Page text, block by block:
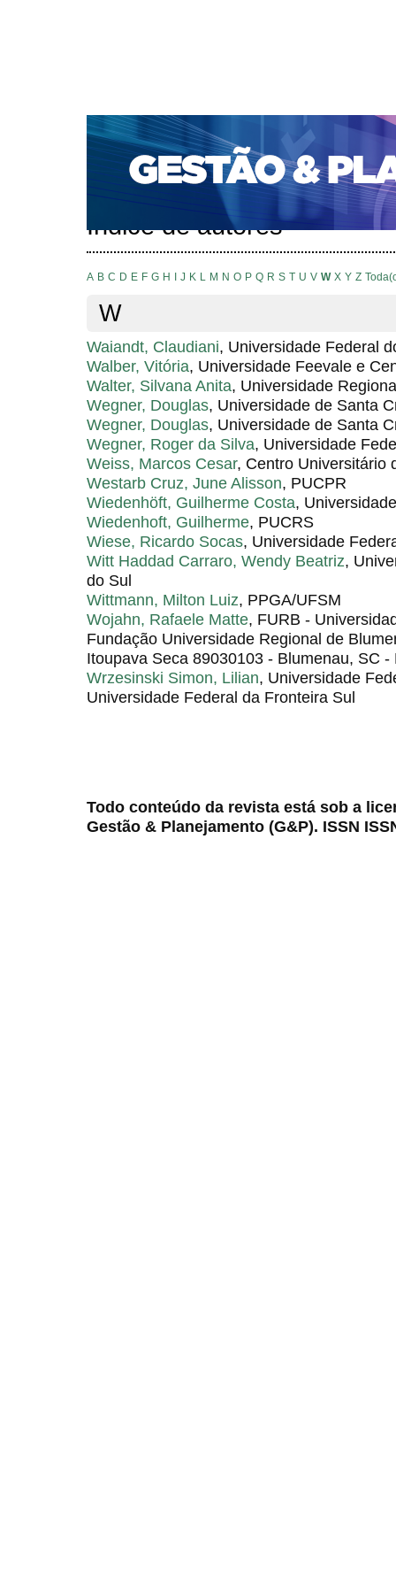
CAPA SOBRE ACESSO CADASTRO
PORTAL DE REVISTAS DA UNIFACS
SUBMISSÕES
PARA SUBMISSÃO DE ARTIGOS
TUTORIAL PARA
Capa Índice de autores
Índice de autores
A B C D E F G H J K L M N O P Q R S T U V W X Y Z
W
Waiandt, Claudiani, Universidade Federal
Walber, Vitória, Universidade Feevale e
Walter, Silvana Anita, Universidade
Wegner, Douglas, Universidade de Santa
Wegner, Douglas, Universidade de Santa
Wegner, Roger da Silva, Universidade
Weiss, Marcos Cesar, Centro Universitário
Westarb Cruz, June Alisson, PUCPR
Wiedenhöft, Guilherme Costa,
Wiedenhoft, Guilherme, PUCRS
Wiese, Ricardo Socas, Universidade
Witt Haddad Carraro, Wendy Beatriz,
do Sul
Wittmann, Milton Luiz, PPGA/UFSM
Wojahn, Rafaele Matte, FURB -
Fundação Universidade Regional de
Itoupava Seca 89030103 - Blumenau, SC -
Wrzesinski Simon, Lilian, Universidade
Universidade Federal da Fronteira Sul
Todo conteúdo da revista está sob a
Gestão & Planejamento (G&P). ISSN